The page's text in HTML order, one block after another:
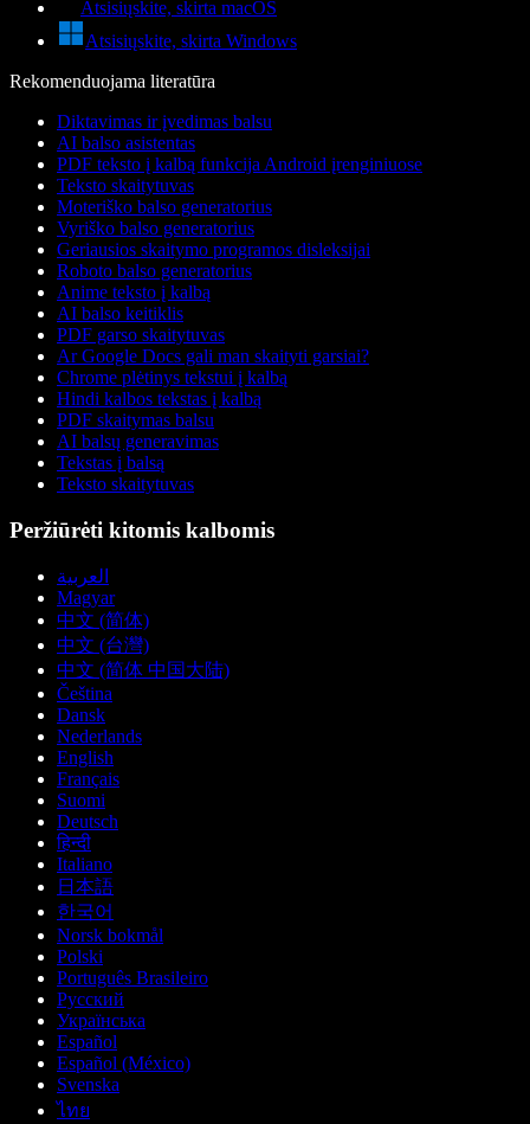
Atsisiųskite, skirta macOS
Atsisiųskite, skirta Windows
Rekomenduojama literatūra
Diktavimas ir įvedimas balsu
AI balso asistentas
PDF teksto į kalbą funkcija Android įrenginiuose
Teksto skaitytuvas
Moteriško balso generatorius
Vyriško balso generatorius
Geriausios skaitymo programos disleksijai
Roboto balso generatorius
Anime teksto į kalbą
AI balso keitiklis
PDF garso skaitytuvas
Ar Google Docs gali man skaityti garsiai?
Chrome plėtinys tekstui į kalbą
Hindi kalbos tekstas į kalbą
PDF skaitymas balsu
AI balsų generavimas
Tekstas į balsą
Teksto skaitytuvas
Peržiūrėti kitomis kalbomis
العربية
Magyar
中文 (简体)
中文 (台灣)
中文 (简体 中国大陆)
Čeština
Dansk
Nederlands
English
Français
Suomi
Deutsch
हिन्दी
Italiano
日本語
한국어
Norsk bokmål
Polski
Português Brasileiro
Русский
Українська
Español
Español (México)
Svenska
ไทย